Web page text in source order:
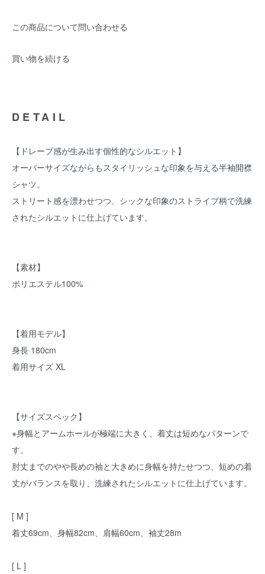
この商品について問い合わせる
買い物を続ける
DETAIL
【ドレープ感が生み出す個性的なシルエット】
オーバーサイズながらもスタイリッシュな印象を与える半袖開襟
シャツ。
ストリート感を漂わせつつ、シックな印象のストライプ柄で洗練
されたシルエットに仕上げています。
【素材】
ポリエステル100%
【着用モデル】
身長 180cm
着用サイズ XL
【サイズスペック】
※身幅とアームホールが極端に大きく、着丈は短めなパターンで
す。
肘丈までのやや長めの袖と大きめに身幅を持たせつつ、短めの着
丈がバランスを取り、洗練されたシルエットに仕上げています。
[ M ]
着丈69cm、身幅82cm、肩幅60cm、袖丈28m
[ L ]